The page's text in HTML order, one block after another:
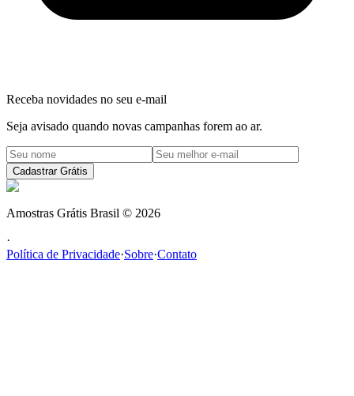
Receba novidades no seu e-mail
Seja avisado quando novas campanhas forem ao ar.
Cadastrar Grátis
Amostras Grátis Brasil © 2026
·
Política de Privacidade·Sobre·Contato